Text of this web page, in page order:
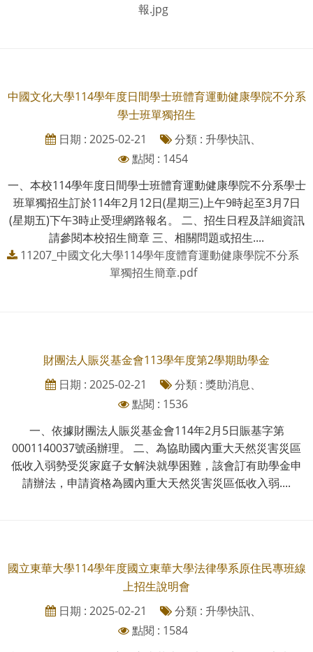
報.jpg
中國文化大學114學年度日間學士班體育運動健康學院不分系
學士班單獨招生
日期 : 2025-02-21
分類 : 升學快訊、
點閱 : 1454
一、本校114學年度日間學士班體育運動健康學院不分系學士
班單獨招生訂於114年2月12日(星期三)上午9時起至3月7日
(星期五)下午3時止受理網路報名。 二、招生日程及詳細資訊
請參閱本校招生簡章 三、相關問題或招生....
11207_中國文化大學114學年度體育運動健康學院不分系
單獨招生簡章.pdf
財團法人賑災基金會113學年度第2學期助學金
日期 : 2025-02-21
分類 : 獎助消息、
點閱 : 1536
一、依據財團法人賑災基金會114年2月5日賑基字第
0001140037號函辦理。 二、為協助國內重大天然災害災區
低收入弱勢受災家庭子女解決就學困難，該會訂有助學金申
請辦法，申請資格為國內重大天然災害災區低收入弱....
國立東華大學114學年度國立東華大學法律學系原住民專班線
上招生說明會
日期 : 2025-02-21
分類 : 升學快訊、
點閱 : 1584